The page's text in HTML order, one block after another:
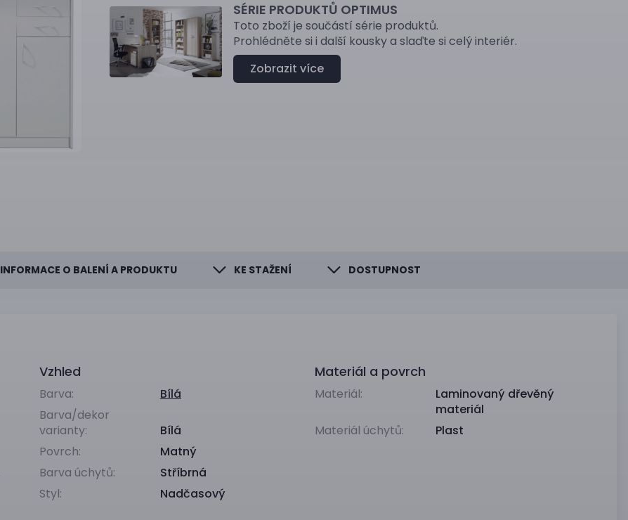
SÉRIE PRODUKTŮ OPTIMUS
Toto zboží je součástí série produktů.
Prohlédněte si i další kousky a slaďte si celý interiér.
Zobrazit více
INFORMACE O BALENÍ A PRODUKTU KE STAŽENÍ DOSTUPNOST
Vzhled
Barva:
Bílá
Barva/dekor
varianty:
Bílá
Povrch:
Matný
Barva úchytů:
Stříbrná
Styl:
Nadčasový
Materiál a povrch
Materiál:
Laminovaný dřevěný
materiál
Materiál úchytů:
Plast